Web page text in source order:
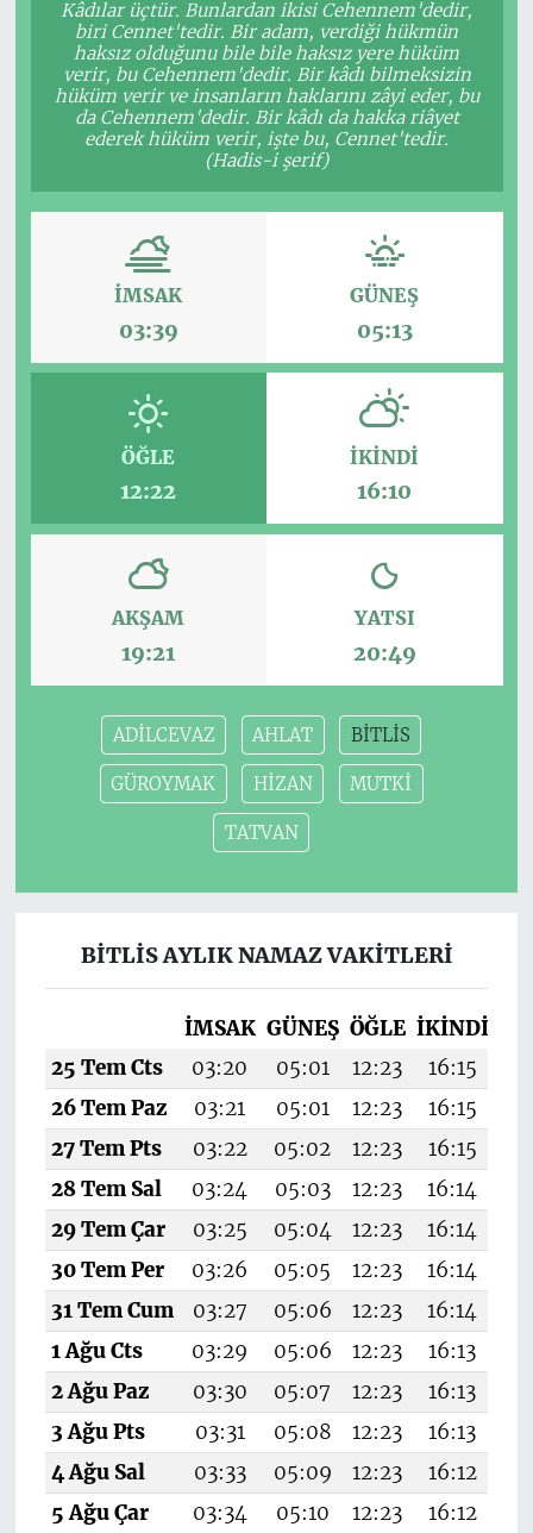
Kâdılar üçtür. Bunlardan ikisi Cehennem'dedir,
biri Cennet'tedir. Bir adam, verdiği hükmün
haksız olduğunu bile bile haksız yere hüküm
verir, bu Cehennem'dedir. Bir kâdı bilmeksizin
hüküm verir ve insanların haklarını zâyi eder, bu
da Cehennem'dedir. Bir kâdı da hakka riâyet
ederek hüküm verir, işte bu, Cennet'tedir.
(Hadis-i şerif)
İMSAK
03:39
GÜNEŞ
05:13
ÖĞLE
12:22
İKINDI
16:10
AKŞAM
19:21
YATSI
20:49
ADİLCEVAZ AHLAT BİTLİS
GÜROYMAK HİZAN MUTKİ
TATVAN
BİTLİS AYLIK NAMAZ VAKITLERI
İMSAK GÜNEŞ ÖĞLE İKINDI
25 Tem Cts
03:20 05:01 12:23 16:15
26 Tem Paz
03:21 05:01 12:23 16:15
27 Tem Pts
03:22 05:02 12:23 16:15
28 Tem Sal
03:24 05:03 12:23 16:14
29 Tem Çar
03:25 05:04 12:23 16:14
30 Tem Per
03:26 05:05 12:23 16:14
31 Tem Cum
03:27 05:06 12:23 16:14
1 Ağu Cts
03:29 05:06 12:23 16:13
2 Ağu Paz
03:30 05:07 12:23 16:13
3 Ağu Pts
03:31 05:08 12:23 16:13
4 Ağu Sal
03:33 05:09 12:23 16:12
5 Ağu Çar
03:34 05:10 12:23 16:12